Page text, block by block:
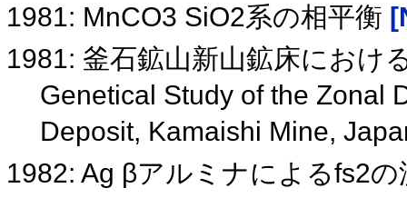
1981: MnCO3 SiO2系の相平衡
1981: 釜石鉱山新山鉱床におけ
Genetical Study of the Zonal
Deposit, Kamaishi Mine,
1982: Ag βアルミナによるfs2